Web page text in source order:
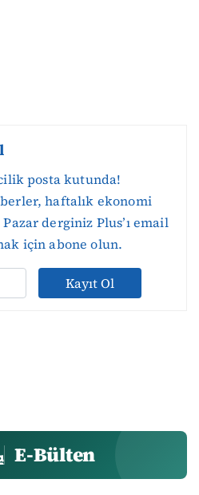
posta kutunda!
haftalık ekonomi
derginiz Plus’ı email
için abone olun.
Kayıt Ol
E-Bülten